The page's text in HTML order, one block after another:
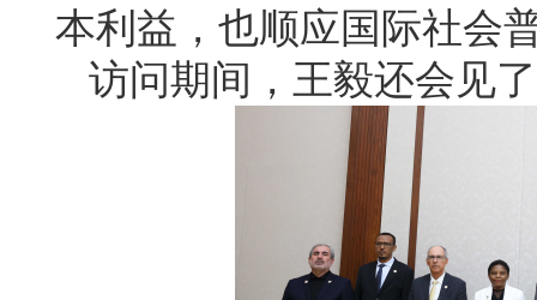
本利益，也顺应国际社会
访问期间，王毅还会见